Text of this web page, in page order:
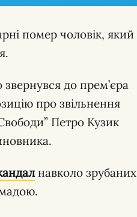
помер чоловік, який
до прем’єра
про звільнення
Петро Кузик
навколо зрубаних